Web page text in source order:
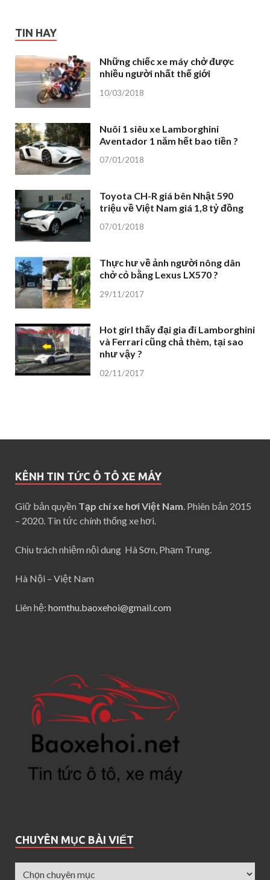
TIN HAY
Những chiếc xe máy chở được
nhiều người nhất thế giới
10/03/2018
Nuôi 1 siêu xe Lamborghini
Aventador 1 năm hết bao tiền ?
07/01/2018
Toyota CH-R giá bên Nhật 590
triệu về Việt Nam giá 1,8 tỷ đồng
07/01/2018
Thực hư về ảnh người nông dân
chở cỏ bằng Lexus LX570 ?
29/11/2017
Hot girl thấy đại gia đi Lamborghini
và Ferrari cũng chả thèm, tại sao
như vậy ?
02/11/2017
KÊNH TIN TỨC Ô TÔ XE MÁY
Giữ bản quyền Tạp chí xe hơi Việt Nam . Phiên bản 2015
– 2020. Tin tức chính thống xe hơi.
Chịu trách nhiệm nội dung Hà Sơn, Phạm Trung.
Hà Nội – Việt Nam
Liên hệ: homthu.baoxehoi@gmail.com
CHUYÊN MỤC BÀI VIẾT